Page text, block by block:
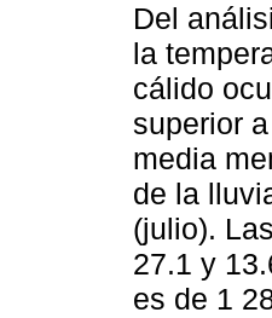
Del
la
cálido
superior
media
de la
(julio).
27.1 y
es de 1